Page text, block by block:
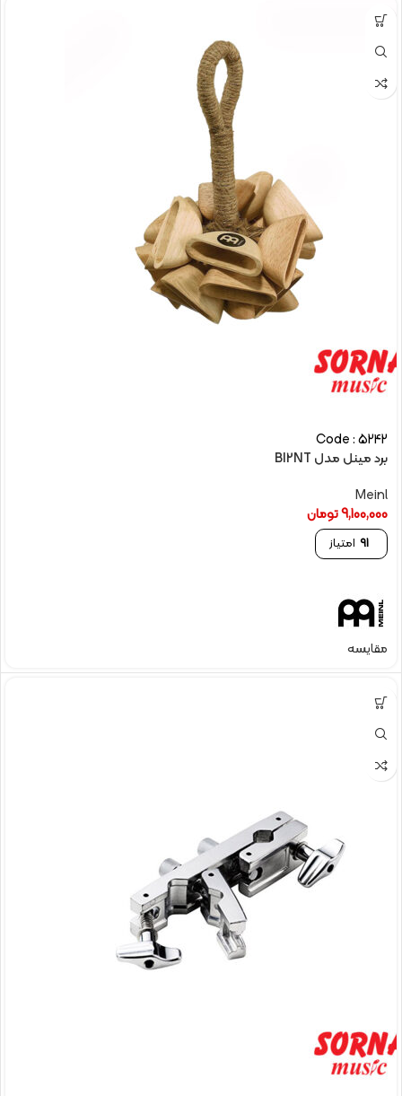
Code : 5242
برد مینل مدل BI2NT
Meinl
9,100,000تومان
91 امتیاز
مقایسه